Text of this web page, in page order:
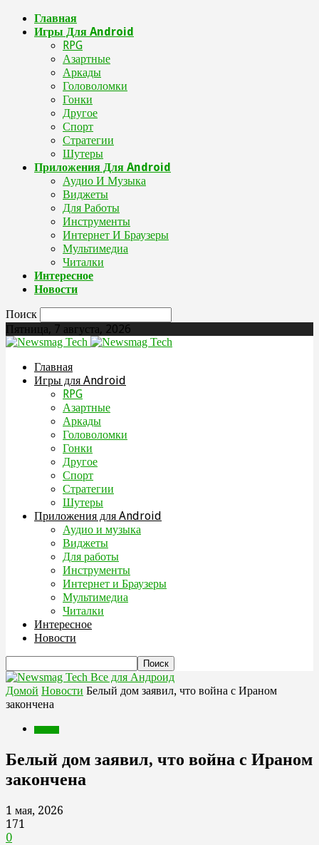
Главная
Игры Для Android
RPG
Азартные
Аркады
Головоломки
Гонки
Другое
Спорт
Стратегии
Шутеры
Приложения Для Android
Аудио И Музыка
Виджеты
Для Работы
Инструменты
Интернет И Браузеры
Мультимедиа
Читалки
Интересное
Новости
Поиск
Пятница, 7 августа, 2026
Главная
Игры для Android
RPG
Азартные
Аркады
Головоломки
Гонки
Другое
Спорт
Стратегии
Шутеры
Приложения для Android
Аудио и музыка
Виджеты
Для работы
Инструменты
Интернет и Браузеры
Мультимедиа
Читалки
Интересное
Новости
Все для Андроид
Домой Новости Белый дом заявил, что война с Ираном
закончена
Белый дом заявил, что война с Ираном
закончена
1 мая, 2026
171
0